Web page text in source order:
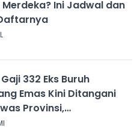
Ini Jadwal dan
332 Eks Buruh
Emas Kini Ditangani
Provinsi,
Sukabumi Terus